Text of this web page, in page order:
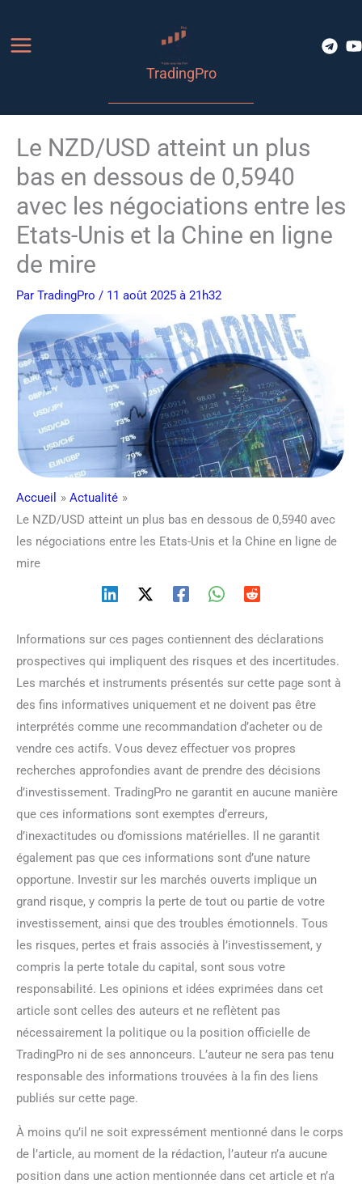
contenu
TradingPro
Le NZD/USD atteint un plus
bas en dessous de 0,5940
avec les négociations entre les
Etats-Unis et la Chine en ligne
de mire
Par TradingPro / 11 août 2025 à 21h32
Accueil
Actualité
Le NZD/USD atteint un plus bas en dessous de 0,5940 avec
les négociations entre les Etats-Unis et la Chine en ligne de
mire
Informations sur ces pages contiennent des déclarations
prospectives qui impliquent des risques et des incertitudes.
Les marchés et instruments présentés sur cette page sont à
des fins informatives uniquement et ne doivent pas être
interprétés comme une recommandation d’acheter ou de
vendre ces actifs. Vous devez effectuer vos propres
recherches approfondies avant de prendre des décisions
d’investissement. TradingPro ne garantit en aucune manière
que ces informations sont exemptes d’erreurs,
d’inexactitudes ou d’omissions matérielles. Il ne garantit
également pas que ces informations sont d’une nature
opportune. Investir sur les marchés ouverts implique un
grand risque, y compris la perte de tout ou partie de votre
investissement, ainsi que des troubles émotionnels. Tous
les risques, pertes et frais associés à l’investissement, y
compris la perte totale du capital, sont sous votre
responsabilité. Les opinions et idées exprimées dans cet
article sont celles des auteurs et ne reflètent pas
nécessairement la politique ou la position officielle de
TradingPro ni de ses annonceurs. L’auteur ne sera pas tenu
responsable des informations trouvées à la fin des liens
publiés sur cette page.
À moins qu’il ne soit expressément mentionné dans le corps
de l’article, au moment de la rédaction, l’auteur n’a aucune
position dans une action mentionnée dans cet article et n’a